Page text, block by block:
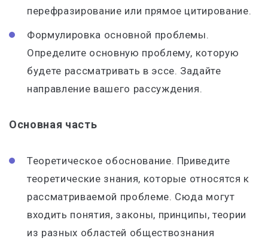
перефразирование или прямое цитирование.
Формулировка основной проблемы.
Определите основную проблему, которую
будете рассматривать в эссе. Задайте
направление вашего рассуждения.
Основная часть
Теоретическое обоснование. Приведите
теоретические знания, которые относятся к
рассматриваемой проблеме. Сюда могут
входить понятия, законы, принципы, теории
из разных областей обществознания